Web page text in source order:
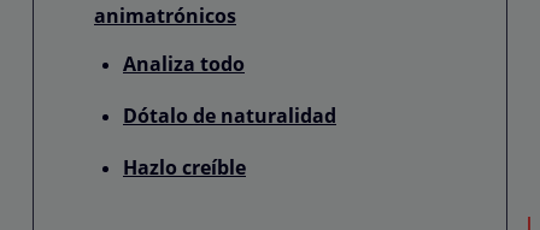
animatrónicos
Analiza todo
Dótalo de naturalidad
Hazlo creíble